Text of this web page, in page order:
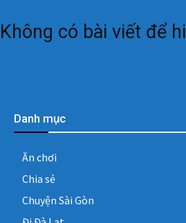
Không có bài viết để
Danh mục
Ăn chơi
Chia sẻ
Chuyện Sài Gòn